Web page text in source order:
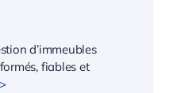
d’immeubles
fiables et